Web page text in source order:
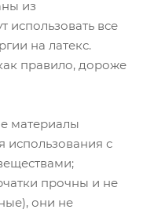
из
использовать все
на латекс.
правило, дороже
материалы
использования с
прочны и не
они не